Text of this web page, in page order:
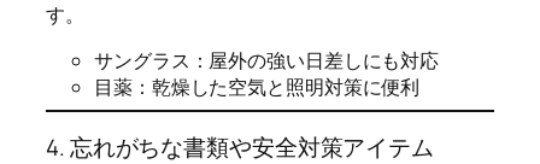
す。
サングラス：屋外の強い日差しにも対応
目薬：乾燥した空気と照明対策に便利
4. 忘れがちな書類や安全対策アイテム